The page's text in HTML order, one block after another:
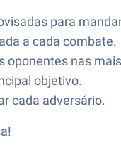
para
a cada combate.
oponentes nas
objetivo.
cada adversário.